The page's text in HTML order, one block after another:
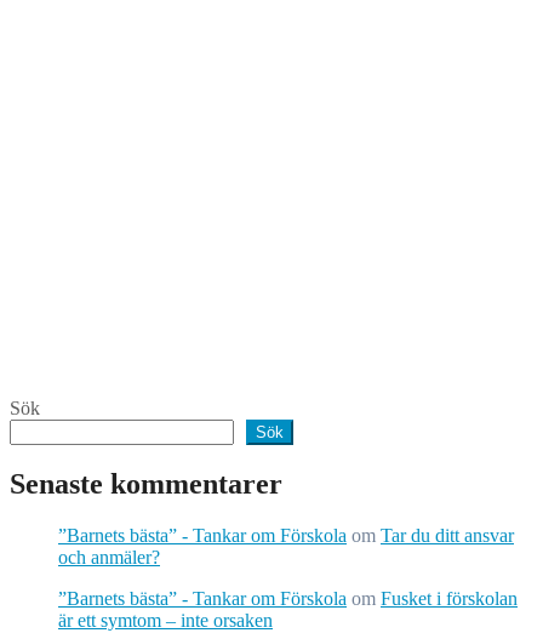
Sök
Sök
Senaste kommentarer
”Barnets bästa” - Tankar om Förskola om Tar du ditt ansvar
och anmäler?
”Barnets bästa” - Tankar om Förskola om Fusket i förskolan
är ett symtom – inte orsaken